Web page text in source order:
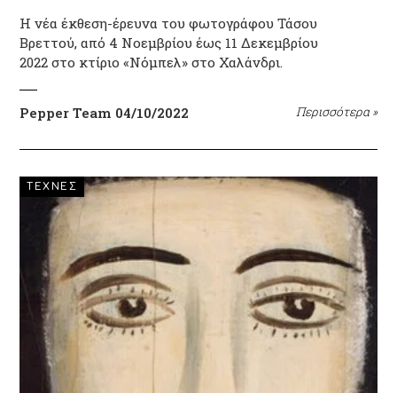
Η νέα έκθεση-έρευνα του φωτογράφου Τάσου
Βρεττού, από 4 Νοεμβρίου έως 11 Δεκεμβρίου
2022 στο κτίριο «Νόμπελ» στο Χαλάνδρι.
Pepper Team 04/10/2022 Περισσότερα »
ΤΕΧΝΕΣ